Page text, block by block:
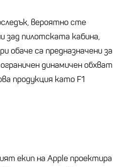
вероятно сте
зад пилотската кабина,
обаче са предназначени за
динамичен обхват
продукция като F1
екип на Apple проектира